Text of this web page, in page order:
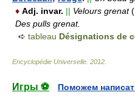
♦ Adj. invar. || Velours grenat
Des pulls grenat.
➪ tableau Désignations de
Encyclopédie Universelle 2012
Игры ⚽
Поможем